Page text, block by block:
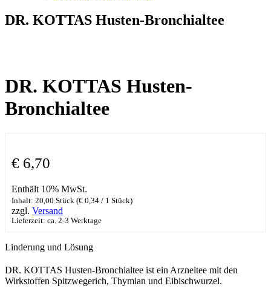
DR. KOTTAS Husten-Bronchialtee
DR. KOTTAS Husten-
Bronchialtee
€ 6,70
Enthält 10% MwSt.
Inhalt: 20,00 Stück (€ 0,34 / 1 Stück)
zzgl. Versand
Lieferzeit: ca. 2-3 Werktage
Linderung und Lösung
DR. KOTTAS Husten-Bronchialtee ist ein Arzneitee mit den
Wirkstoffen Spitzwegerich, Thymian und Eibischwurzel.